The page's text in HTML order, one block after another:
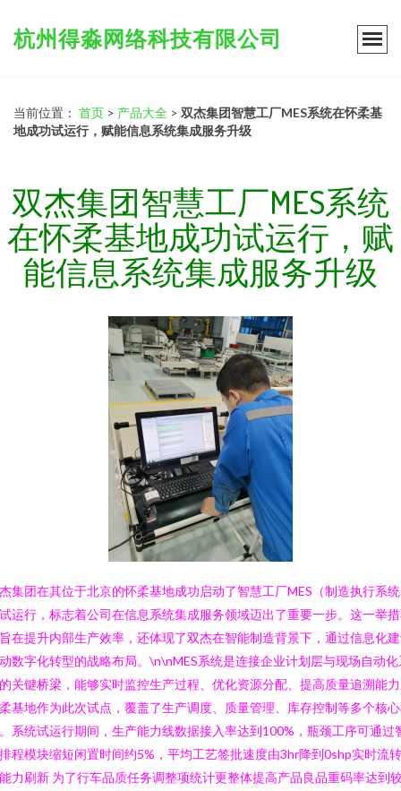
杭州得淼网络科技有限公司
当前位置： 首页 > 产品大全 > 双杰集团智慧工厂MES系统在怀柔基
地成功试运行，赋能信息系统集成服务升级
双杰集团智慧工厂MES系统
在怀柔基地成功试运行，赋
能信息系统集成服务升级
集团在其位于北京的怀柔基地成功启动了智慧工厂MES（制造执行系
运行，标志着公司在信息系统集成服务领域迈出了重要一步。这一举
在提升内部生产效率，还体现了双杰在智能制造背景下，通过信息化
数字化转型的战略布局。\n\nMES系统是连接企业计划层与现场自动化
关键桥梁，能够实时监控生产过程、优化资源分配、提高质量追溯能
基地作为此次试点，覆盖了生产调度、质量管理、库存控制等多个核
系统试运行期间，生产能力线数据接入率达到100%，瓶颈工序可通过
程模块缩短闲置时间约5%，平均工艺签批速度由3hr降到0shp实时流
力刷新 为了行车品质任务调整项统计更整体提高产品良品重码率达到